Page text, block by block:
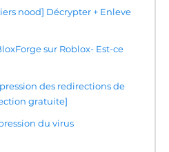
nood] Décrypter + Enleve
sur Roblox- Est-ce
des redirections de
gratuite]
du virus